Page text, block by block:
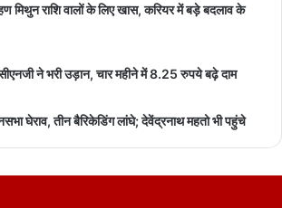
मिथुन राशि वालों के लिए खास, करियर में बड़े बदलाव के
ने भरी उड़ान, चार महीने में 8.25 रुपये बढ़े दाम
घेराव, तीन बैरिकेडिंग लांघे; देवेंद्रनाथ महतो भी पहुंचे